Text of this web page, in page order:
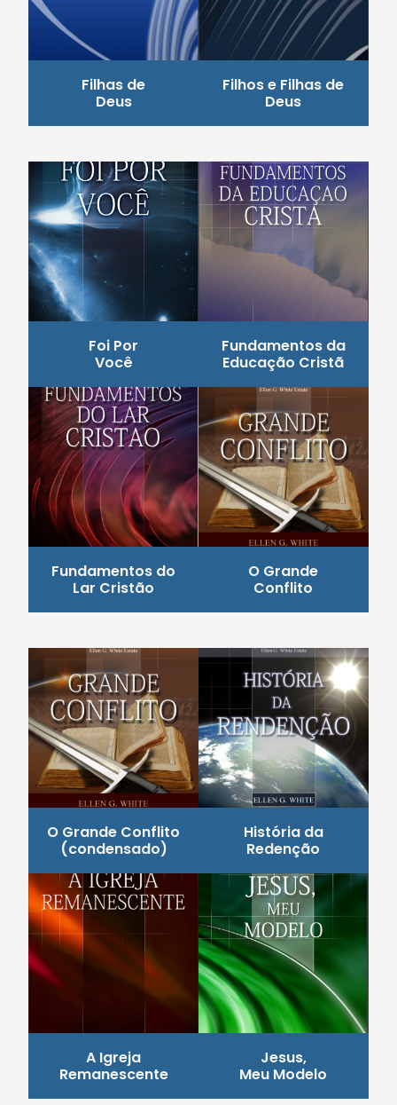
Filhas de
Deus
Filhos e Filhas de
Deus
Foi Por
Você
Fundamentos da
Educação Cristã
Fundamentos do
Lar Cristão
O Grande
Conflito
O Grande Conflito
(condensado)
História da
Redenção
A Igreja
Remanescente
Jesus,
Meu Modelo